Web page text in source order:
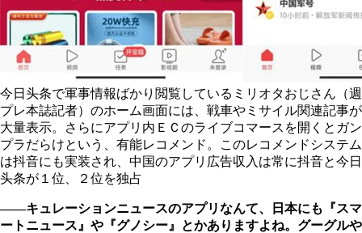
今日头条で軍事情報ばかり閲覧しているミリオタおじさん（週
プレ本誌記者）のホーム画面には、戦車やミサイル関連記事が
大量表示。さらにアプリ内ＥＣのライブコマースを開くとガン
プラだらけという、有能レコメンド。このレコメンドシステム
は抖音にも実装され、中国のアプリ広告収入は常に抖音と今日
头条が１位、２位を独占
――キュレーションニュースのアプリなんて、日本にも『スマ
ートニュース』や『グノシー』とかありますよね。グーグルや